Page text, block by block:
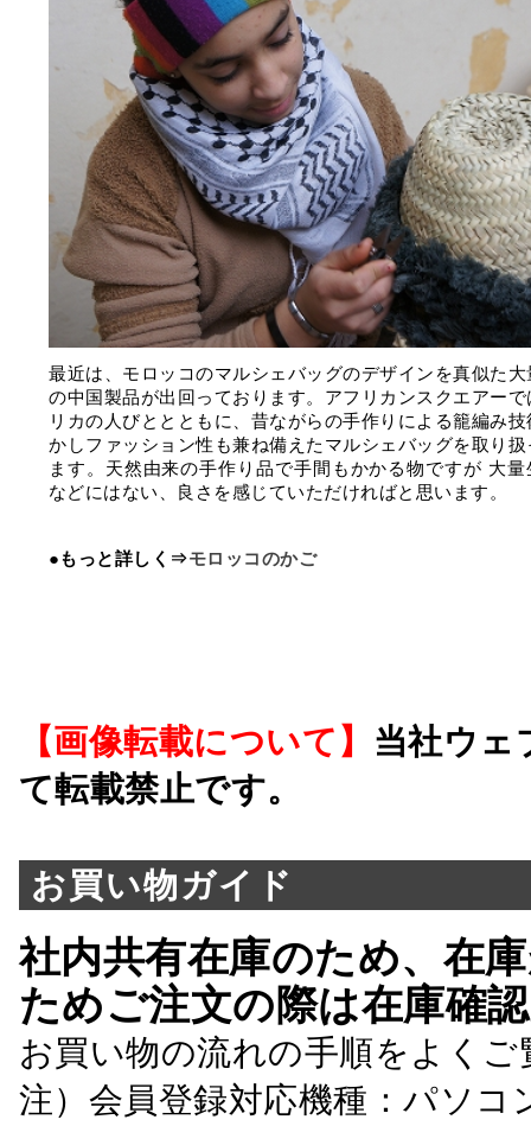
最近は、モロッコのマルシェバッグのデザインを真似た
の中国製品が出回っております。アフリカンスクエアー
リカの人びととともに、昔ながらの手作りによる籠編み
かしファッション性も兼ね備えたマルシェバッグを取り
ます。天然由来の手作り品で手間もかかる物ですが 大量
などにはない、良さを感じていただければと思います。
●もっと詳しく⇒モロッコのかご
【画像転載について】 当社ウェ
て転載禁止です。
お買い物ガイド
社内共有在庫のため、在
ためご注文の際は在庫確
お買い物の流れの手順をよくご
注）会員登録対応機種：パソ